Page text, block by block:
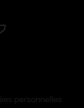
personnelles